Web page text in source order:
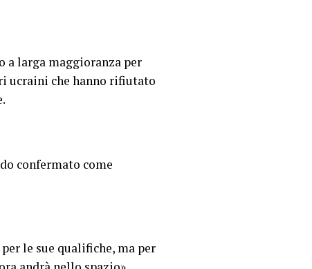
larga maggioranza per
ucraini che hanno rifiutato
confermato come
le sue qualifiche, ma per